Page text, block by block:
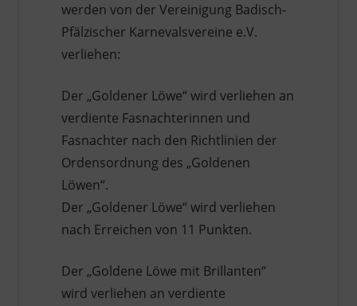
werden von der Vereinigung Badisch-
Pfälzischer Karnevalsvereine e.V.
verliehen:
Der „Goldener Löwe“ wird verliehen an
verdiente Fasnachterinnen und
Fasnachter nach den Richtlinien der
Ordensordnung des „Goldenen
Löwen“.
Der „Goldener Löwe“ wird verliehen
nach Erreichen von 11 Punkten.
Der „Goldene Löwe mit Brillanten“
wird verliehen an verdiente